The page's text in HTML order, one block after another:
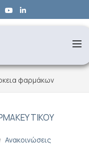
φαρμάκων
Ανακοινώσεις